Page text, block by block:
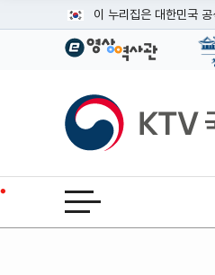
이 누리집은 대한민국
공식 누리집 주소 확인
이밖에 or.kr 또는 .kr등
운영중인 공식 누리집보기
KTV국민방송
전체메뉴 열기